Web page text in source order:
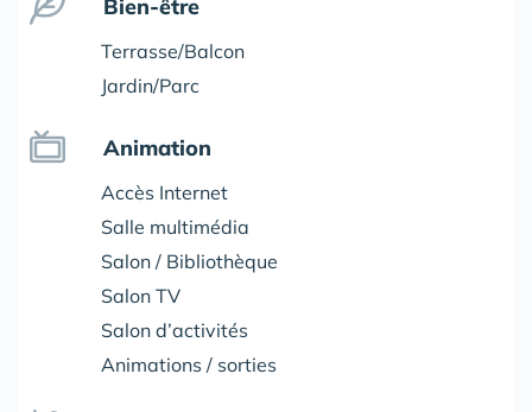
Bien-être
Terrasse/Balcon
Jardin/Parc
Animation
Accès Internet
Salle multimédia
Salon / Bibliothèque
Salon TV
Salon d’activités
Animations / sorties